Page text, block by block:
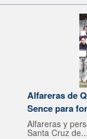
Alfareras de
Sence para
Alfareras y
Santa Cruz de...